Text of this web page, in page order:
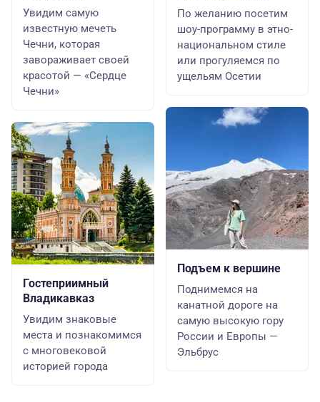
Увидим самую
известную мечеть
Чечни, которая
завораживает своей
красотой — «Сердце
Чечни»
Гостеприимный
Владикавказ
Увидим знаковые
места и познакомимся
с многовековой
историей города
По желанию посетим
шоу-программу в этно-
национальном стиле
или прогуляемся по
ущельям Осетии
Подъем к вершине
Поднимемся на
канатной дороге на
самую высокую гору
России и Европы —
Эльбрус